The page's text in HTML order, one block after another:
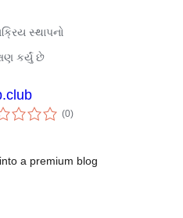
સ્થાપનો
કર્યું છે
(0કુલ
રેટિંગ્સ
)
a premium blog